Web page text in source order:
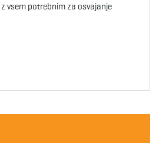
vsem potrebnim za osvajanje